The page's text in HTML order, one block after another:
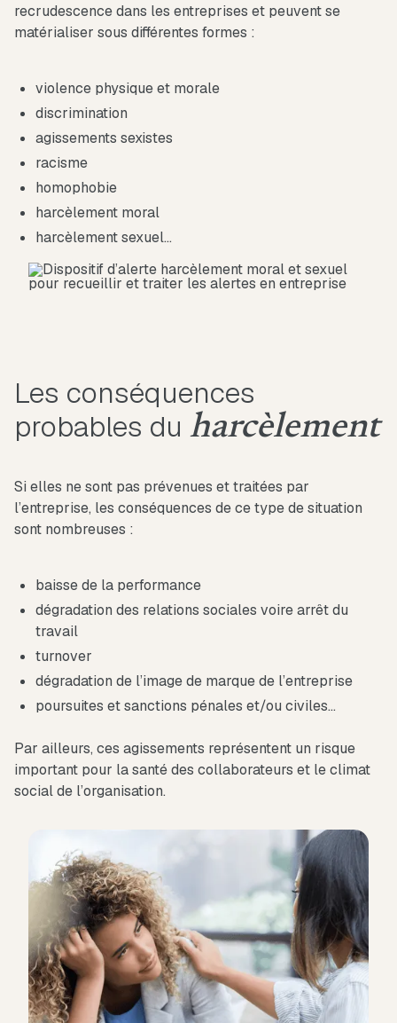
recrudescence dans les entreprises et peuvent se
matérialiser sous différentes formes :
violence physique et morale
discrimination
agissements sexistes
racisme
homophobie
harcèlement moral
harcèlement sexuel…
Les conséquences
probables du harcèlement
Si elles ne sont pas prévenues et traitées par
l’entreprise, les conséquences de ce type de situation
sont nombreuses :
baisse de la performance
dégradation des relations sociales voire arrêt du
travail
turnover
dégradation de l’image de marque de l’entreprise
poursuites et sanctions pénales et/ou civiles…
Par ailleurs, ces agissements représentent un risque
important pour la santé des collaborateurs et le climat
social de l’organisation.